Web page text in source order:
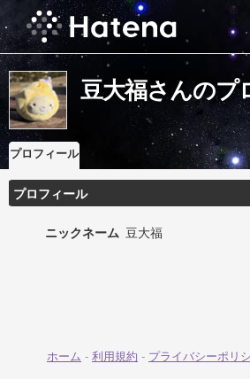
豆大福さんのプ
プロフィール
プロフィール
ニックネーム 豆大福
ホーム - 利用規約 - プライバシーポリ